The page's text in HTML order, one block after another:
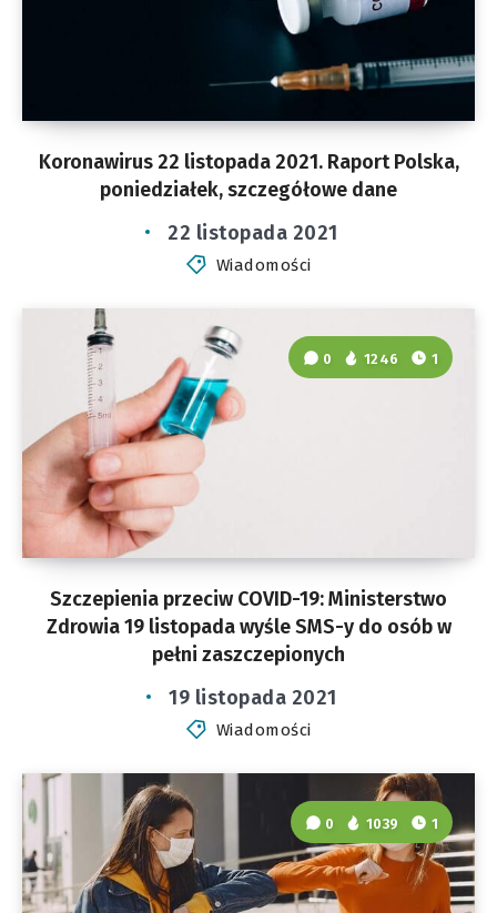
Koronawirus 22 listopada 2021. Raport Polska,
poniedziałek, szczegółowe dane
22 listopada 2021
Wiadomości
Szczepienia przeciw COVID-19: Ministerstwo
Zdrowia 19 listopada wyśle SMS-y do osób w
pełni zaszczepionych
0 1246 1
19 listopada 2021
Wiadomości
0 1039 1